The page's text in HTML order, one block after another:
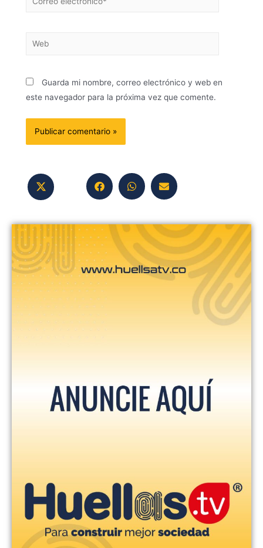
Guarda mi nombre, correo electrónico y web en
este navegador para la próxima vez que comente.